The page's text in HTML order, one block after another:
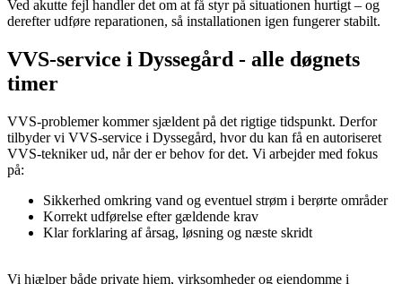
Ved akutte fejl handler det om at få styr på situationen hurtigt – og
derefter udføre reparationen, så installationen igen fungerer stabilt.
VVS-service i Dyssegård - alle døgnets
timer
VVS-problemer kommer sjældent på det rigtige tidspunkt. Derfor
tilbyder vi VVS-service i Dyssegård, hvor du kan få en autoriseret
VVS-tekniker ud, når der er behov for det. Vi arbejder med fokus
på:
Sikkerhed omkring vand og eventuel strøm i berørte områder
Korrekt udførelse efter gældende krav
Klar forklaring af årsag, løsning og næste skridt
Vi hjælper både private hjem, virksomheder og ejendomme i